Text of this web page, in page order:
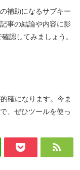
補助になるサブキー
事の結論や内容に影
認してみましょう。
確になります。今ま
、ぜひツールを使っ